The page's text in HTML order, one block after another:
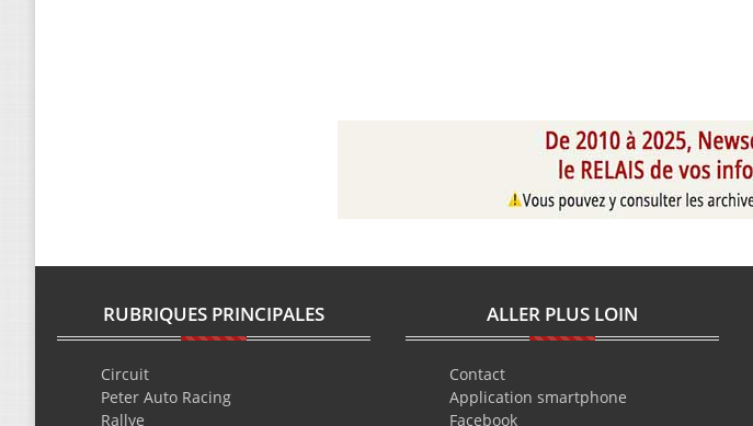
RUBRIQUES PRINCIPALES
Circuit
Peter Auto Racing
Rallye
ALLER PLUS LOIN
Contact
Application smartphone
Facebook